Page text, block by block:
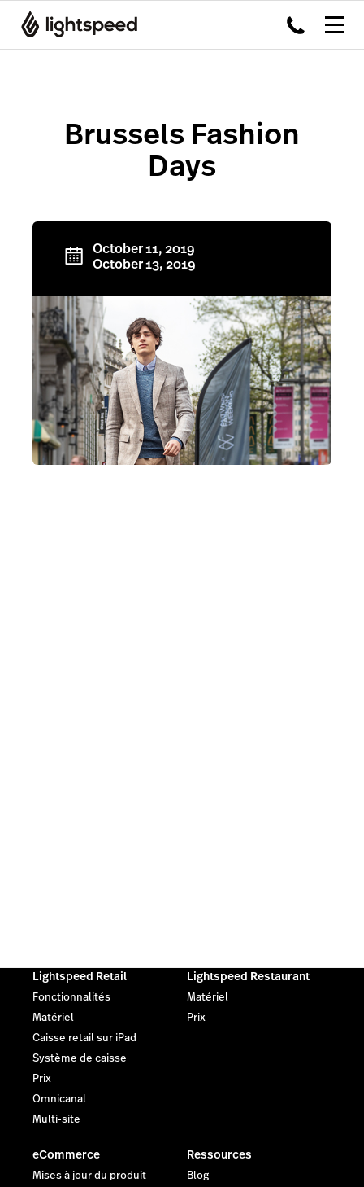
Brussels Fashion
Days
October 11, 2019
October 13, 2019
Lightspeed Retail
Fonctionnalités
Matériel
Caisse retail sur iPad
Système de caisse
Prix
Omnicanal
Multi-site
Lightspeed Restaurant
Matériel
Prix
eCommerce
Mises à jour du produit
Ressources
Blog